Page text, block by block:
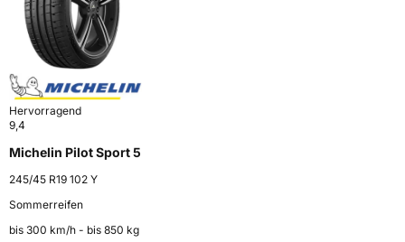
Hervorragend
9,4
Michelin Pilot Sport 5
245/45 R19 102 Y
Sommerreifen
bis 300 km⁠/⁠h - bis 850 kg